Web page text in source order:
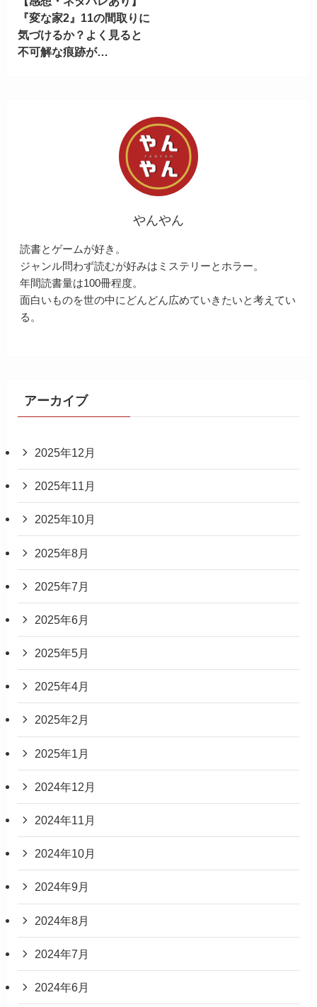
『変な家2』11の間取りに
気づけるか？よく見ると
不可解な痕跡が…
やんやん
読書とゲームが好き。
ジャンル問わず読むが好みはミステリーとホラー。
年間読書量は100冊程度。
面白いものを世の中にどんどん広めていきたいと考えてい
る。
アーカイブ
2025年12月
2025年11月
2025年10月
2025年8月
2025年7月
2025年6月
2025年5月
2025年4月
2025年2月
2025年1月
2024年12月
2024年11月
2024年10月
2024年9月
2024年8月
2024年7月
2024年6月